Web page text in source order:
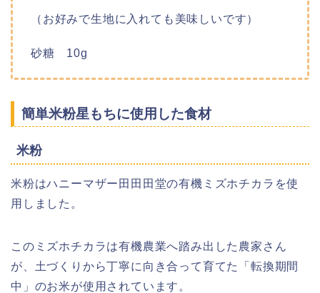
（お好みで生地に入れても美味しいです）
砂糖 10g
簡単米粉星もちに使用した食材
米粉
米粉はハニーマザー田田田堂の有機ミズホチカラを使
用しました。
このミズホチカラは有機農業へ踏み出した農家さん
が、土づくりから丁寧に向き合って育てた「転換期間
中」のお米が使用されています。